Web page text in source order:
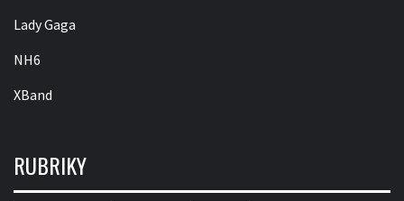
Lady Gaga
NH6
XBand
RUBRIKY